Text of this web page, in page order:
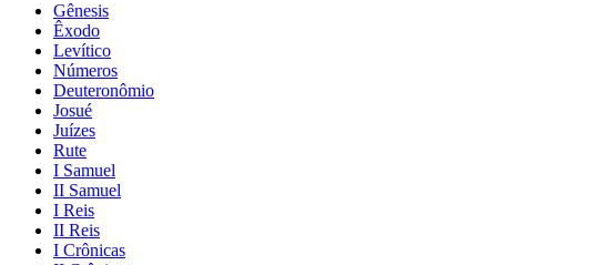
Gênesis
Êxodo
Levítico
Números
Deuteronômio
Josué
Juízes
Rute
I Samuel
II Samuel
I Reis
II Reis
I Crônicas